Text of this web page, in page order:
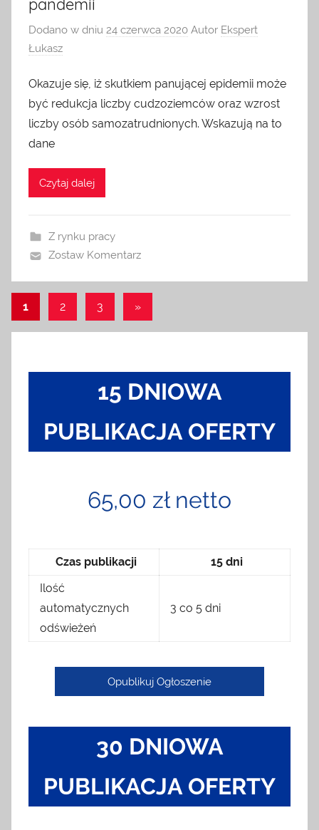
pandemii
Dodano w dniu 24 czerwca 2020 Autor Ekspert
Łukasz
Okazuje się, iż skutkiem panującej epidemii może
być redukcja liczby cudzoziemców oraz wzrost
liczby osób samozatrudnionych. Wskazują na to
dane
Czytaj dalej
Z rynku pracy
Zostaw Komentarz
Nawigacja
po
1 2 3
Natępny
»
15 DNIOWA
PUBLIKACJA OFERTY
65,00 zł netto
Czas publikacji
15 dni
Ilość
automatycznych
odświeżeń
3 co 5 dni
Opublikuj Ogłoszenie
30 DNIOWA
PUBLIKACJA OFERTY